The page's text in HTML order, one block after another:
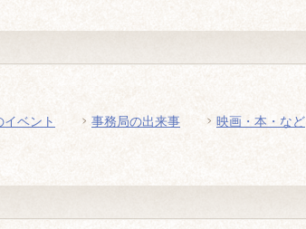
イベント 事務局の出来事 映画・本・など